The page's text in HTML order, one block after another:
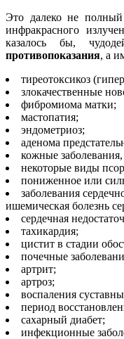
Это далеко не полный
инфракрасного
казалось бы,
противопоказания, а
тиреотоксикоз
злокачественные
фибромиома матки;
мастопатия;
эндометриоз;
аденома
кожные
некоторые виды
пониженное или
заболевания
ишемическая болезнь
сердечная
тахикардия;
цистит в стадии
почечные
артрит;
артроз;
воспаления
период
сахарный диабет;
инфекционные